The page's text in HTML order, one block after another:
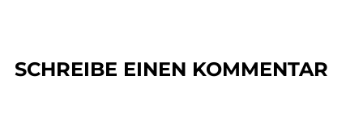
SCHREIBE EINEN KOMMENTAR